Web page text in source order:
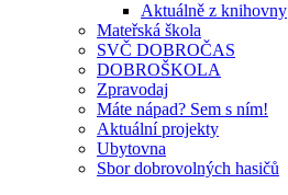
Aktuálně z knihovny
Mateřská škola
SVČ DOBROČAS
DOBROŠKOLA
Zpravodaj
Máte nápad? Sem s ním!
Aktuální projekty
Ubytovna
Sbor dobrovolných hasičů